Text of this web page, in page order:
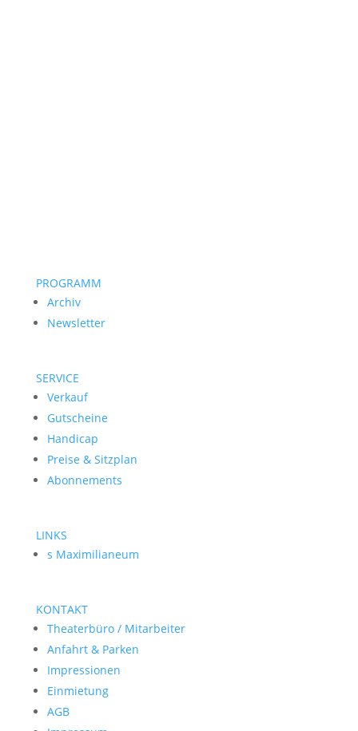
PROGRAMM
Archiv
Newsletter
SERVICE
Verkauf
Gutscheine
Handicap
Preise & Sitzplan
Abonnements
LINKS
s Maximilianeum
KONTAKT
Theaterbüro / Mitarbeiter
Anfahrt & Parken
Impressionen
Einmietung
AGB